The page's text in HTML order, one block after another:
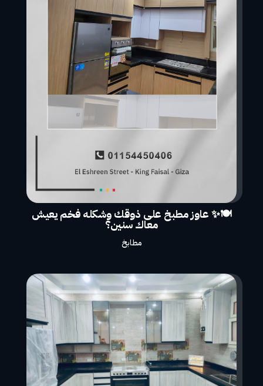
🍽️✨ عاوز مطبخ على ذوقك وشكله فخم يعيش
معاك سنين؟
مطابخ